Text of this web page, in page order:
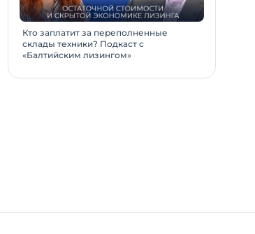
Кто заплатит за переполненные
склады техники? Подкаст с
«Балтийским лизингом»